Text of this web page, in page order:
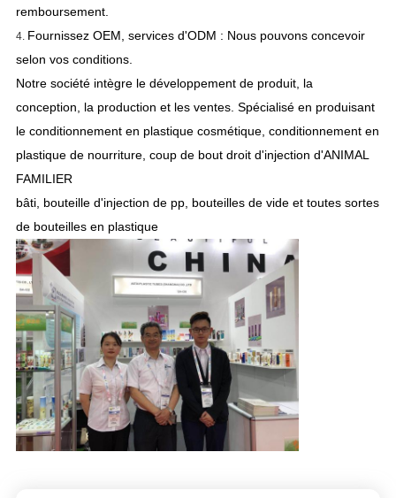
remboursement.
4. Fournissez OEM, services d'ODM : Nous pouvons concevoir
selon vos conditions.
Notre société intègre le développement de produit, la
conception, la production et les ventes. Spécialisé en produisant
le conditionnement en plastique cosmétique, conditionnement en
plastique de nourriture, coup de bout droit d'injection d'ANIMAL
FAMILIER
bâti, bouteille d'injection de pp, bouteilles de vide et toutes sortes
de bouteilles en plastique